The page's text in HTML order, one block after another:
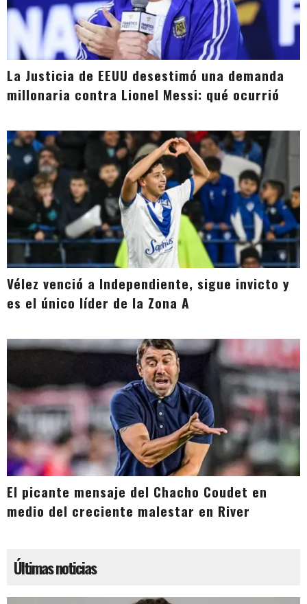
La Justicia de EEUU desestimó una demanda
millonaria contra Lionel Messi: qué ocurrió
Vélez venció a Independiente, sigue invicto y
es el único líder de la Zona A
El picante mensaje del Chacho Coudet en
medio del creciente malestar en River
Últimas noticias